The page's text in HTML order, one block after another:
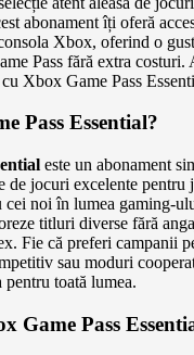
abonament îți oferă
Xbox, oferind o
Pass fără extra costuri.
Xbox Game Pass
Pass Essential?
este un abonament
de jocuri excelente pentru
cei noi în lumea gaming-
titluri diverse fără
Fie că preferi campanii
sau moduri
pentru toată lumea.
Game Pass